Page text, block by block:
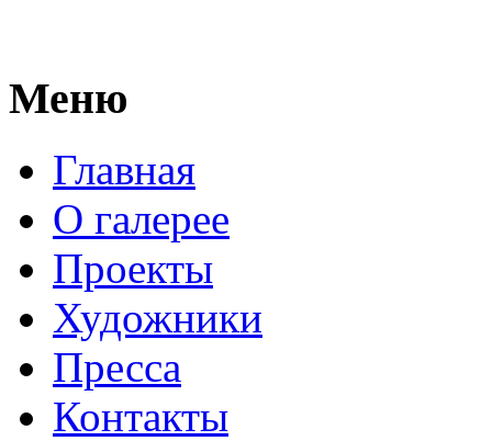
Меню
Главная
О галерее
Проекты
Художники
Пресса
Контакты